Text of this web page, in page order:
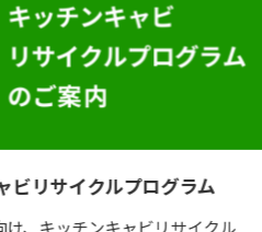
ビリサイクルプログラム
、キッチンキャビリサイクル